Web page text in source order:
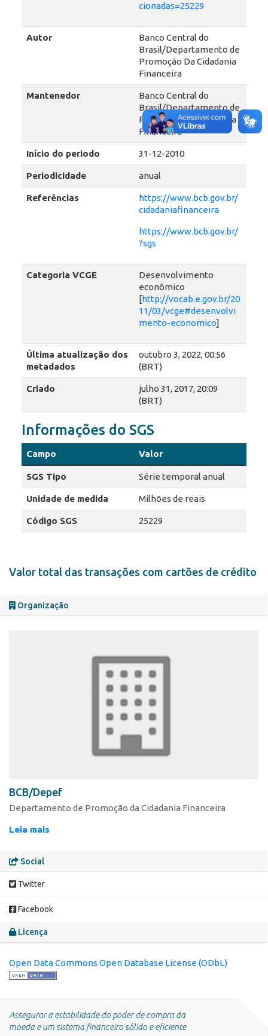
Valor total das transações com cartões de crédito
Organização
BCB/Depef
Departamento de Promoção da Cidadania Financeira
Leia mais
Social
Twitter
Facebook
Licença
Open Data Commons Open Database License (ODbL)
cionadas=25229
Autor
Banco Central do
Brasil/Departamento de
Promoção Da Cidadania
Financeira
Mantenedor
Banco Central do
Brasil/Departamento de
Promoção Da Cidadania
Financeira
Início do periodo 31-12-2010
Periodicidade anual
Referências
https://www.bcb.gov.br/
cidadaniafinanceira
https://www.bcb.gov.br/
?sgs
Categoria VCGE
Desenvolvimento
econômico
[http://vocab.e.gov.br/20
11/03/vcge#desenvolvi
mento-economico]
Última atualização dos
metadados
outubro 3, 2022, 00:56
(BRT)
Criado
julho 31, 2017, 20:09
(BRT)
Informações do SGS
Campo Valor
SGS Tipo Série temporal anual
Unidade de medida Milhões de reais
Código SGS 25229
Assegurar a estabilidade do poder de compra da
moeda e um sistema financeiro sólido e eficiente